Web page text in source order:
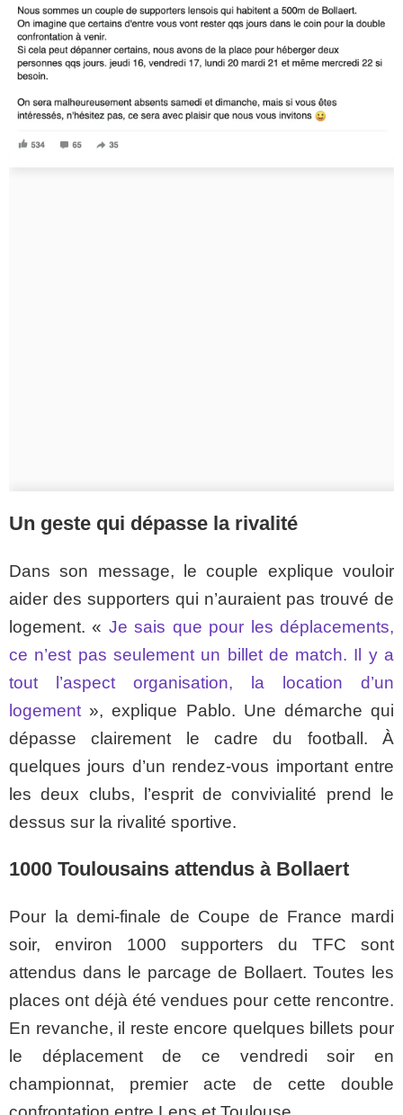
Un geste qui dépasse la rivalité
Dans son message, le couple explique vouloir
aider des supporters qui n’auraient pas trouvé de
logement. « Je sais que pour les déplacements,
ce n’est pas seulement un billet de match. Il y a
tout l’aspect organisation, la location d’un
logement », explique Pablo. Une démarche qui
dépasse clairement le cadre du football. À
quelques jours d’un rendez-vous important entre
les deux clubs, l’esprit de convivialité prend le
dessus sur la rivalité sportive.
1000 Toulousains attendus à Bollaert
Pour la demi-finale de Coupe de France mardi
soir, environ 1000 supporters du TFC sont
attendus dans le parcage de Bollaert. Toutes les
places ont déjà été vendues pour cette rencontre.
En revanche, il reste encore quelques billets pour
le déplacement de ce vendredi soir en
championnat, premier acte de cette double